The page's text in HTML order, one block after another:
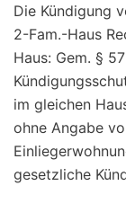
Die Kündigung
2-Fam.-Haus
Haus: Gem. §
im gleichen
ohne Angabe
gesetzliche